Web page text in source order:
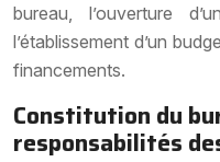
bureau, l’ouverture
l’établissement d’un
financements.
Constitution du
responsabilités